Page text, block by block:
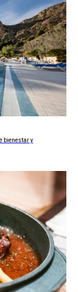
bienestar y